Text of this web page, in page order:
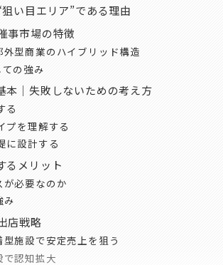
い目エリア”である理由
事市場の特徴
型商業のハイブリッド構造
の強み
本｜失敗しないための考え方
る
を理解する
に設計する
るメリット
必要なのか
み
店戦略
施設で安定売上を狙う
認知拡大